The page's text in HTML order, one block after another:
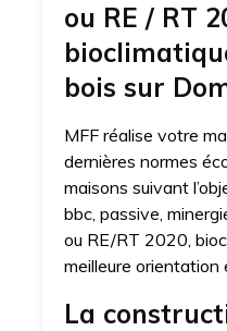
ou RE / RT
bois sur
MFF réalise votre
dernières normes
maisons suivant
bbc, passive,
ou RE/RT 2020,
meilleure orientation
La